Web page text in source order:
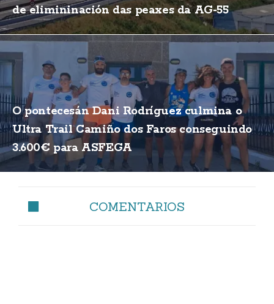
de elimininación das peaxes da AG-55
O pontecesán Dani Rodríguez culmina o
Ultra Trail Camiño dos Faros conseguindo
3.600€ para ASFEGA
COMENTARIOS